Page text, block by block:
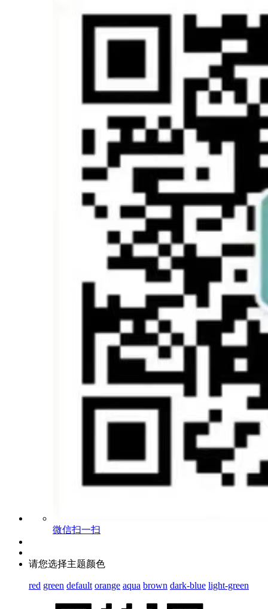
微信扫一扫
请您选择主题颜色
red green default orange aqua brown dark-blue light-green